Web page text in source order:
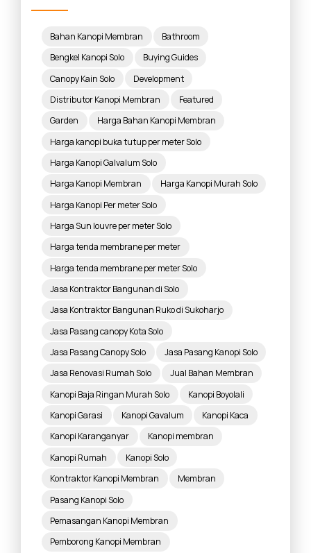
Bahan Kanopi Membran
Bathroom
Bengkel Kanopi Solo
Buying Guides
Canopy Kain Solo
Development
Distributor Kanopi Membran
Featured
Garden
Harga Bahan Kanopi Membran
Harga kanopi buka tutup per meter Solo
Harga Kanopi Galvalum Solo
Harga Kanopi Membran
Harga Kanopi Murah Solo
Harga Kanopi Per meter Solo
Harga Sun louvre per meter Solo
Harga tenda membrane per meter
Harga tenda membrane per meter Solo
Jasa Kontraktor Bangunan di Solo
Jasa Kontraktor Bangunan Ruko di Sukoharjo
Jasa Pasang canopy Kota Solo
Jasa Pasang Canopy Solo
Jasa Pasang Kanopi Solo
Jasa Renovasi Rumah Solo
Jual Bahan Membran
Kanopi Baja Ringan Murah Solo
Kanopi Boyolali
Kanopi Garasi
Kanopi Gavalum
Kanopi Kaca
Kanopi Karanganyar
Kanopi membran
Kanopi Rumah
Kanopi Solo
Kontraktor Kanopi Membran
Membran
Pasang Kanopi Solo
Pemasangan Kanopi Membran
Pemborong Kanopi Membran